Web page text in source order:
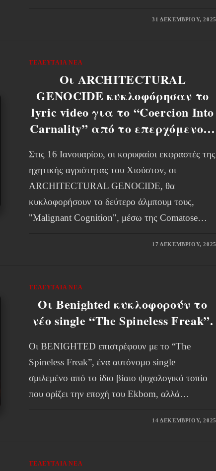
31 ΔΕΚΕΜΒΡΊΟΥ, 2025
ΤΕΛΕΥΤΑΊΑ ΝΈΑ
Οι ARCHITECTURAL
GENOCIDE κυκλοφόρησαν το
lyric video για το “Coercion Into
Carnality” από το επερχόμενο…
Στις 16 Ιανουαρίου, οι κορυφαίοι εκφραστές της
ηχητικής αγριότητας του Χιούστον, οι
ARCHITECTURAL GENOCIDE, θα
κυκλοφορήσουν το δεύτερο άλμπουμ τους,
"Malignant Cognition", μέσω της Comatose…
17 ΔΕΚΕΜΒΡΊΟΥ, 2025
ΤΕΛΕΥΤΑΊΑ ΝΈΑ
Οι Benighted κυκλοφορούν το
νέο single “The Spineless Freak”.
Οι BENIGHTED επιστρέφουν με το “The
Spineless Freak”, ένα αυτόνομο single
σμιλεμένο από το ίδιο βίαιο ψυχολογικό τοπίο
που ορίζει την εποχή του Ekbom, αλλά…
14 ΔΕΚΕΜΒΡΊΟΥ, 2025
ΤΕΛΕΥΤΑΊΑ ΝΈΑ